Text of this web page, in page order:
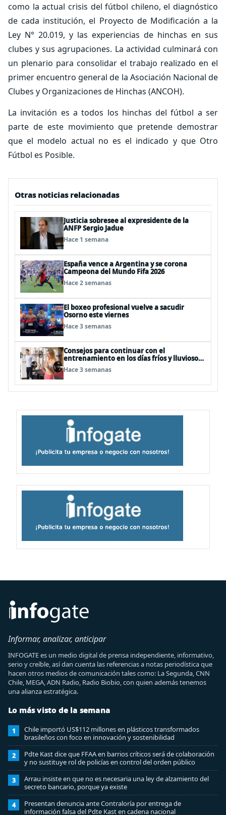
como la actual crisis del fútbol chileno, el diagnóstico
de cada institución, el Proyecto de Modificación a la
Ley N° 20.019, y las experiencias de hinchas en sus
clubes y sus agrupaciones. La actividad culminará con
un plenario para consolidar el trabajo realizado en el
primer encuentro general de la Asociación Nacional de
Clubes y Organizaciones de Hinchas (ANCOH).
La invitación es a todos los hinchas del fútbol a ser
parte de este movimiento que pretende demostrar
que el modelo actual no es el indicado y que Otro
Fútbol es Posible.
Otras noticias relacionadas
Justicia sobresee al expresidente de la
ANFP Sergio Jadue
Hace 1 semana
España vence a Argentina y se corona
Campeona del Mundo Fifa 2026
Hace 2 semanas
El boxeo profesional vuelve a sacudir
Osorno este viernes
Hace 3 semanas
Consejos para continuar con el
entrenamiento en los días fríos y lluviosos
de invierno
Hace 3 semanas
Informar, analizar, anticipar
INFOGATE es un medio digital de prensa independiente, informativo,
serio y creíble, así dan cuenta las referencias a notas periodística que
hacen otros medios de comunicación tales como: La Segunda, CNN
Chile, MEGA, ADN Radio, Radio Biobio, con quien además tenemos
una alianza estratégica.
Lo más visto de la semana
1
Chile importó US$112 millones en plásticos transformados
brasileños con foco en innovación y sostenibilidad
2
Pdte Kast dice que FFAA en barrios críticos será de colaboración
y no sustituye rol de policías en control del orden público
3
Arrau insiste en que no es necesaria una ley de alzamiento del
secreto bancario, porque ya existe
4
Presentan denuncia ante Contraloría por entrega de
información falsa del Pdte Kast en cadena nacional